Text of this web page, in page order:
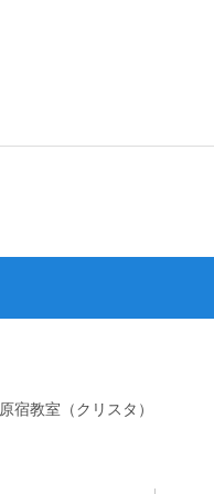
原宿教室（クリスタ）